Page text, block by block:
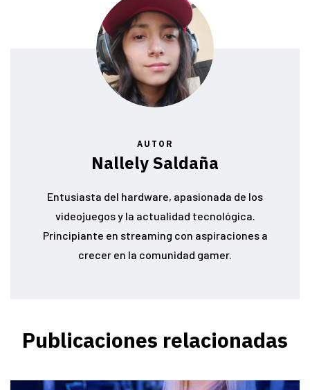
AUTOR
Nallely Saldaña
Entusiasta del hardware, apasionada de los
videojuegos y la actualidad tecnológica.
Principiante en streaming con aspiraciones a
crecer en la comunidad gamer.
Publicaciones relacionadas